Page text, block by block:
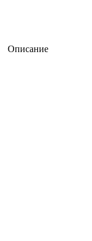
Описание